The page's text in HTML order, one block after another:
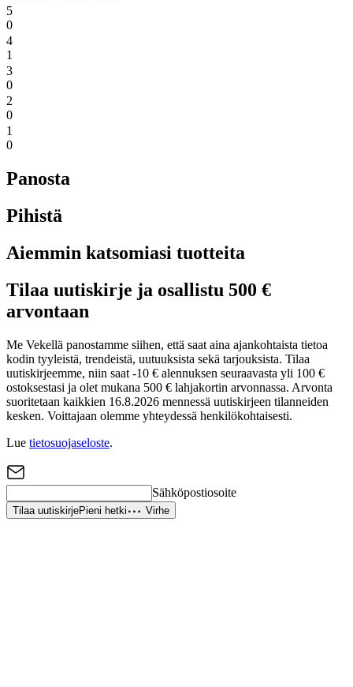
5
0
4
1
3
0
2
0
1
0
Panosta
Pihistä
Aiemmin katsomiasi tuotteita
Tilaa uutiskirje ja osallistu 500 €
arvontaan
Me Vekellä panostamme siihen, että saat aina ajankohtaista tietoa
kodin tyyleistä, trendeistä, uutuuksista sekä tarjouksista. Tilaa
uutiskirjeemme, niin saat -10 € alennuksen seuraavasta yli 100 €
ostoksestasi ja olet mukana 500 € lahjakortin arvonnassa. Arvonta
suoritetaan kaikkien 16.8.2026 mennessä uutiskirjeen tilanneiden
kesken. Voittajaan olemme yhteydessä henkilökohtaisesti.
Lue tietosuojaseloste.
Sähköpostiosoite
Tilaa uutiskirjePieni hetki Virhe